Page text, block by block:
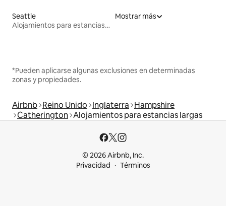
Seattle
Alojamientos para estancias largas
Mostrar más
*Pueden aplicarse algunas exclusiones en determinadas
zonas y propiedades.
Airbnb Reino Unido Inglaterra Hampshire
Catherington Alojamientos para estancias largas
© 2026 Airbnb, Inc.
Privacidad
Términos